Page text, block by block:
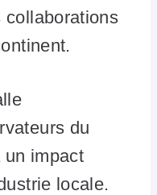
collaborations
du
un impact
locale.